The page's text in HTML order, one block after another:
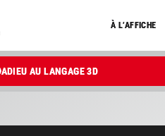
À L’AFFICHE
ADIEU AU LANGAGE 3D